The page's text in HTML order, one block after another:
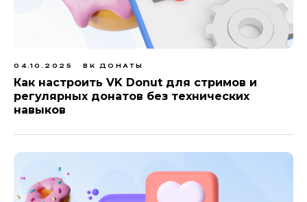
04.10.2025 ВК ДОНАТЫ
Как настроить VK Donut для стримов и
регулярных донатов без технических
навыков